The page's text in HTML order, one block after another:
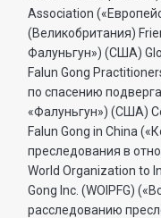
Association
(Великобритания)
Фалуньгун») (США)
Falun Gong
по спасению
«Фалуньгун») (США)
Falun Gong in China
преследования в
World Organization to
Gong Inc. (WOIPFG)
расследованию